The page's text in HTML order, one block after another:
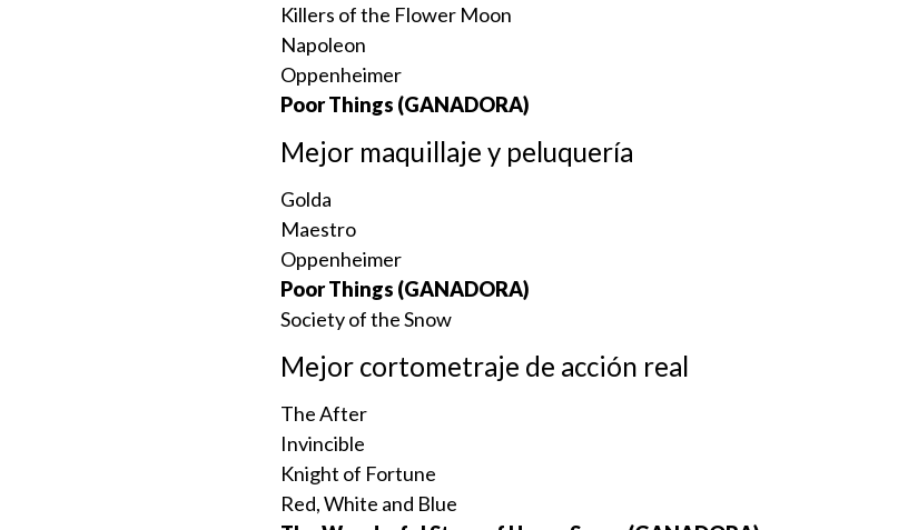
Killers of the Flower Moon
Napoleon
Oppenheimer
Poor Things (GANADORA)
Mejor maquillaje y peluquería
Golda
Maestro
Oppenheimer
Poor Things (GANADORA)
Society of the Snow
Mejor cortometraje de acción real
The After
Invincible
Knight of Fortune
Red, White and Blue